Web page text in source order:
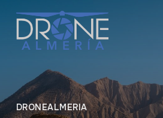
DRONEALMERIA